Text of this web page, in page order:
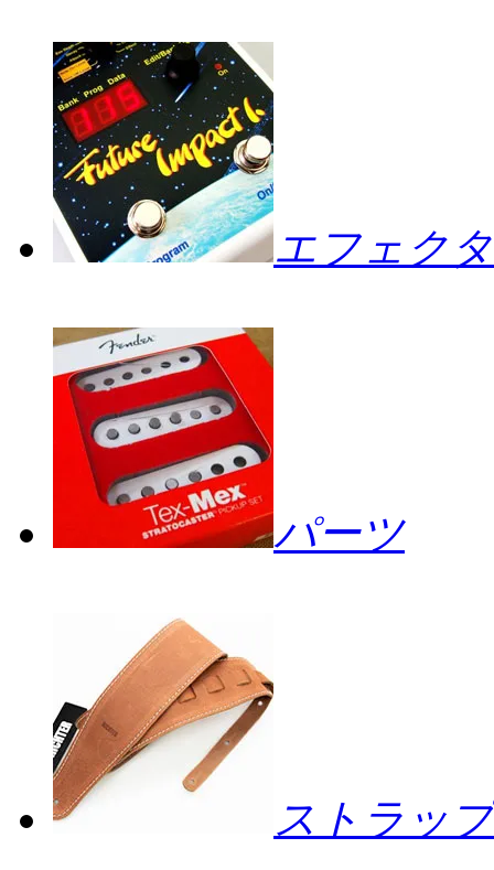
エフェク
パーツ
ストラップ